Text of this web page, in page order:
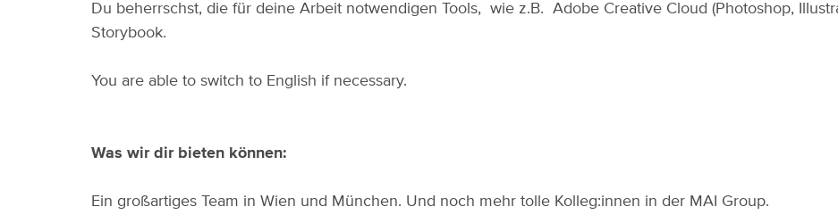
Du beherrschst, die für deine Arbeit notwendigen Tools, wie z.B. Adobe Creative Cloud (Photoshop,
Storybook.
You are able to switch to English if necessary.
Was wir dir bieten können:
Ein großartiges Team in Wien und München. Und noch mehr tolle Kolleg:innen in der MAI Group.